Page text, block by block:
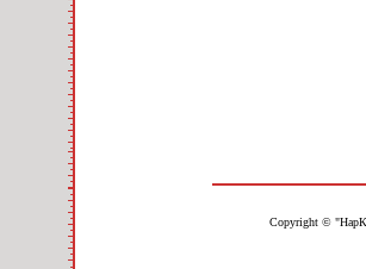
Copyright ©